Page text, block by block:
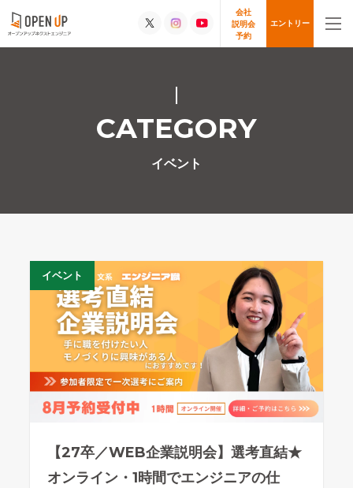
会社
説明会
予約
エントリー
CATEGORY
イベント
イベント
【27卒／WEB企業説明会】選考直結★
オンライン・1時間でエンジニアの仕